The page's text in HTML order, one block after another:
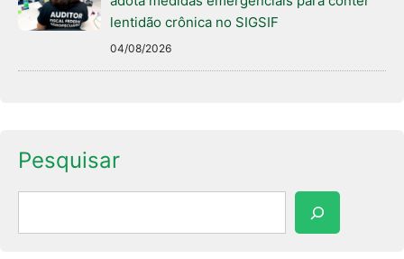
lentidão crônica no SIGSIF
04/08/2026
Pesquisar